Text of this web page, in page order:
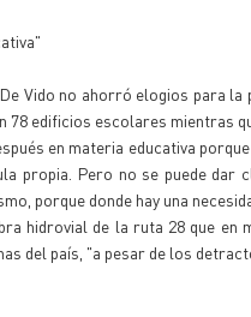
Vido no ahorró elogios para
78 edificios escolares mientras
en materia educativa
propia. Pero no se puede dar
porque donde hay una
hidrovial de la ruta 28 que
del país, "a pesar de los